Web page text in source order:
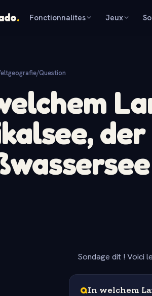
. Fonctionnalites Jeux
/Question
Sondage dit ! Voici
QIn welchem